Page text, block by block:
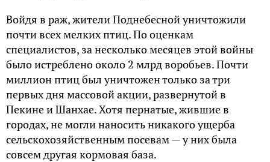
Войдя в раж, жители Поднебесной уничтожили
почти всех мелких птиц. По оценкам
специалистов, за несколько месяцев этой войны
было истреблено около 2 млрд воробьев. Почти
миллион птиц был уничтожен только за три
первых дня массовой акции, развернутой в
Пекине и Шанхае. Хотя пернатые, жившие в
городах, не могли наносить никакого ущерба
сельскохозяйственным посевам — у них была
совсем другая кормовая база.